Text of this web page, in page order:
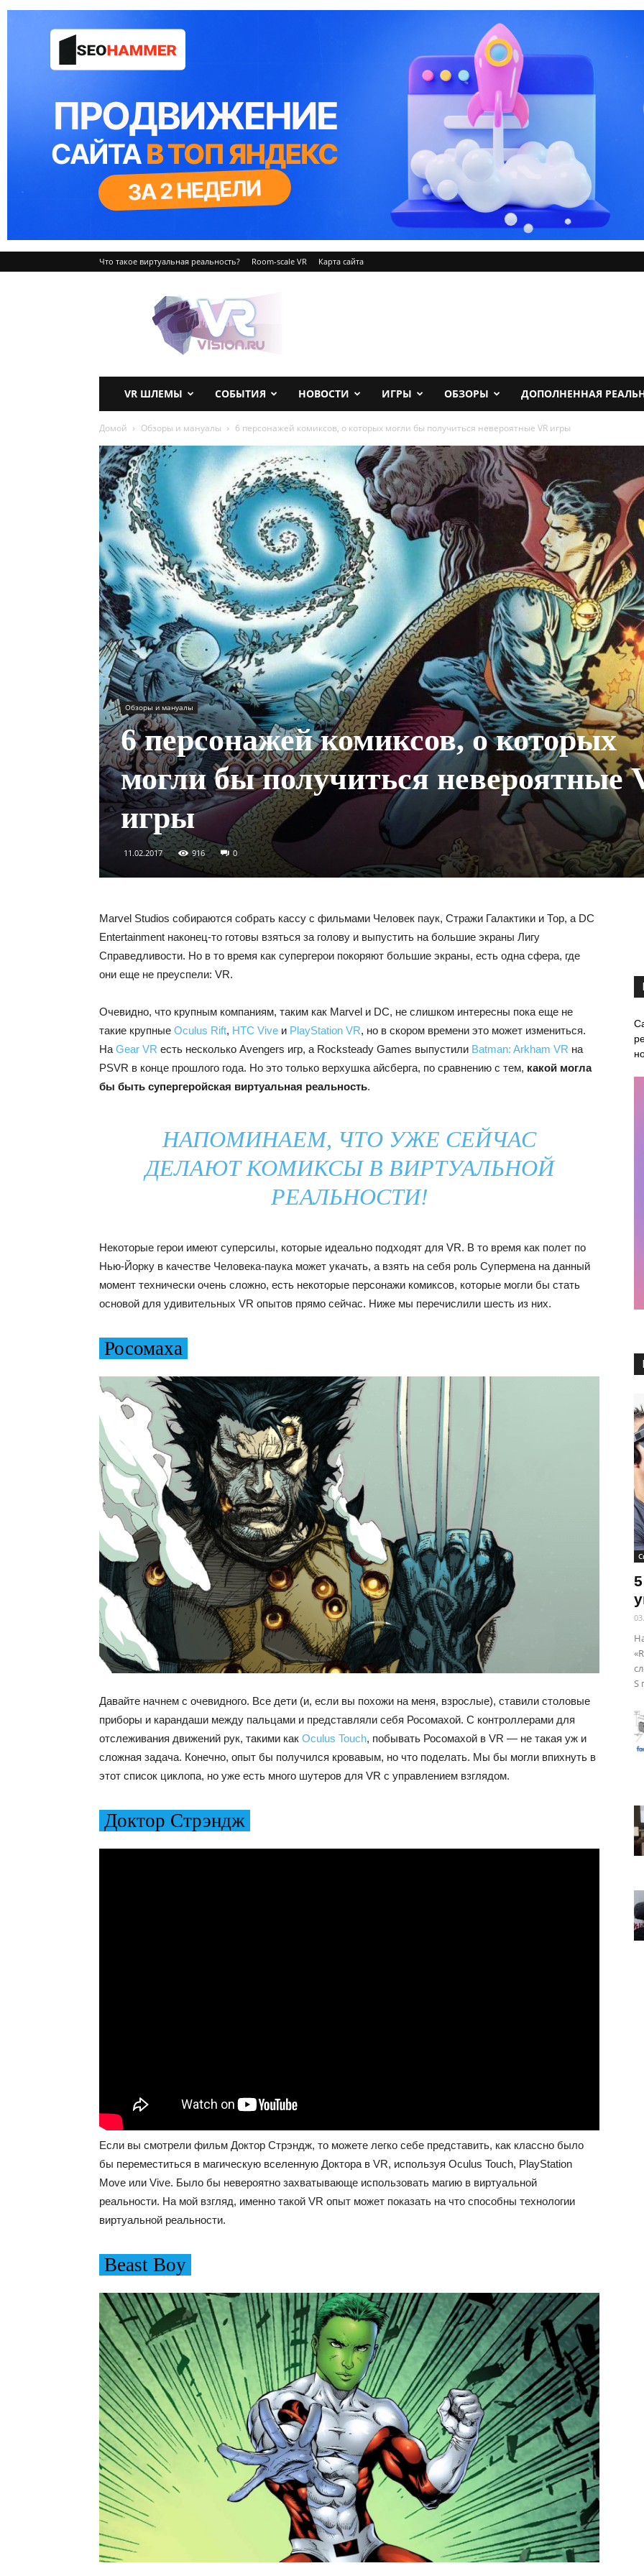
Что такое виртуальная реальность? Room-scale VR Карта сайта
VRvision.ru
VR ШЛЕМЫ СОБЫТИЯ НОВОСТИ ИГРЫ ОБЗОРЫ ДОПОЛНЕННАЯ
Домой Обзоры и мануалы 6 персонажей комиксов, о которых могли бы получиться невероятные VR игры
Обзоры и мануалы
6 персонажей комиксов, о которых
могли бы получиться невероятные
игры
11.02.2017 916 0
Marvel Studios собираются собрать кассу с фильмами Человек паук, Стражи Галактики и Тор, а DC
Entertainment наконец-то готовы взяться за голову и выпустить на большие экраны Лигу
Справедливости. Но в то время как супергерои покоряют большие экраны, есть одна сфера, где
они еще не преуспели: VR.
Очевидно, что крупным компаниям, таким как Marvel и DC, не слишком интересны пока еще не
такие крупные Oculus Rift, HTC Vive и PlayStation VR, но в скором времени это может измениться.
На Gear VR есть несколько Avengers игр, а Rocksteady Games выпустили Batman: Arkham VR на
PSVR в конце прошлого года. Но это только верхушка айсберга, по сравнению с тем, какой могла
бы быть супергеройская виртуальная реальность.
НАПОМИНАЕМ, ЧТО УЖЕ СЕЙЧАС
ДЕЛАЮТ КОМИКСЫ В ВИРТУАЛЬНОЙ
РЕАЛЬНОСТИ!
Некоторые герои имеют суперсилы, которые идеально подходят для VR. В то время как полет по
Нью-Йорку в качестве Человека-паука может укачать, а взять на себя роль Супермена на данный
момент технически очень сложно, есть некоторые персонажи комиксов, которые могли бы стать
основой для удивительных VR опытов прямо сейчас. Ниже мы перечислили шесть из них.
Росомаха
Давайте начнем с очевидного. Все дети (и, если вы похожи на меня, взрослые), ставили столовые
приборы и карандаши между пальцами и представляли себя Росомахой. С контроллерами для
отслеживания движений рук, такими как Oculus Touch, побывать Росомахой в VR — не такая уж и
сложная задача. Конечно, опыт бы получился кровавым, но что поделать. Мы бы могли впихнуть в
этот список циклопа, но уже есть много шутеров для VR с управлением взглядом.
Доктор Стрэндж
Если вы смотрели фильм Доктор Стрэндж, то можете легко себе представить, как классно было
бы переместиться в магическую вселенную Доктора в VR, используя Oculus Touch, PlayStation
Move или Vive. Было бы невероятно захватывающе использовать магию в виртуальной
реальности. На мой взгляд, именно такой VR опыт может показать на что способны технологии
виртуальной реальности.
Beast Boy
S